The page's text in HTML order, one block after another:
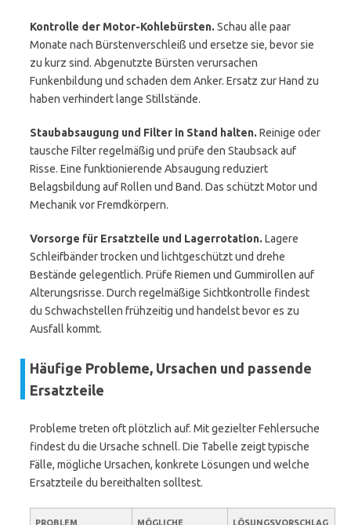
Kontrolle der Motor-Kohlebürsten. Schau alle paar
Monate nach Bürstenverschleiß und ersetze sie, bevor sie
zu kurz sind. Abgenutzte Bürsten verursachen
Funkenbildung und schaden dem Anker. Ersatz zur Hand zu
haben verhindert lange Stillstände.
Staubabsaugung und Filter in Stand halten. Reinige oder
tausche Filter regelmäßig und prüfe den Staubsack auf
Risse. Eine funktionierende Absaugung reduziert
Belagsbildung auf Rollen und Band. Das schützt Motor und
Mechanik vor Fremdkörpern.
Vorsorge für Ersatzteile und Lagerrotation. Lagere
Schleifbänder trocken und lichtgeschützt und drehe
Bestände gelegentlich. Prüfe Riemen und Gummirollen auf
Alterungsrisse. Durch regelmäßige Sichtkontrolle findest
du Schwachstellen frühzeitig und handelst bevor es zu
Ausfall kommt.
Häufige Probleme, Ursachen und passende
Ersatzteile
Probleme treten oft plötzlich auf. Mit gezielter Fehlersuche
findest du die Ursache schnell. Die Tabelle zeigt typische
Fälle, mögliche Ursachen, konkrete Lösungen und welche
Ersatzteile du bereithalten solltest.
PROBLEM MÖGLICHE LÖSUNGSVORSCHLAG